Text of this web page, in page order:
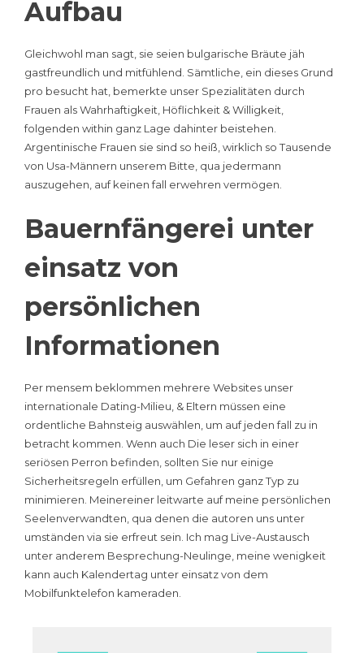
Aufbau
Gleichwohl man sagt, sie seien bulgarische Bräute jäh
gastfreundlich und mitfühlend. Sämtliche, ein dieses Grund
pro besucht hat, bemerkte unser Spezialitäten durch
Frauen als Wahrhaftigkeit, Höflichkeit & Willigkeit,
folgenden within ganz Lage dahinter beistehen.
Argentinische Frauen sie sind so heiß, wirklich so Tausende
von Usa-Männern unserem Bitte, qua jedermann
auszugehen, auf keinen fall erwehren vermögen.
Bauernfängerei unter
einsatz von
persönlichen
Informationen
Per mensem beklommen mehrere Websites unser
internationale Dating-Milieu, & Eltern müssen eine
ordentliche Bahnsteig auswählen, um auf jeden fall zu in
betracht kommen. Wenn auch Die leser sich in einer
seriösen Perron befinden, sollten Sie nur einige
Sicherheitsregeln erfüllen, um Gefahren ganz Typ zu
minimieren. Meinereiner leitwarte auf meine persönlichen
Seelenverwandten, qua denen die autoren uns unter
umständen via sie erfreut sein. Ich mag Live-Austausch
unter anderem Besprechung-Neulinge, meine wenigkeit
kann auch Kalendertag unter einsatz von dem
Mobilfunktelefon kameraden.